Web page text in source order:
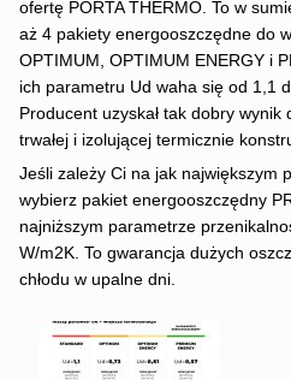
ofertę PORTA THERMO. To w
aż 4 pakiety energooszczędne do
OPTIMUM, OPTIMUM ENERGY i
ich parametru Ud waha się od 1,1
Producent uzyskał tak dobry
trwałej i izolującej termicznie
Jeśli zależy Ci na jak największym
wybierz pakiet energooszczędny
najniższym parametrze
W/m2K. To gwarancja dużych
chłodu w upalne dni.